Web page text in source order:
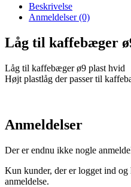
Beskrivelse
Anmeldelser (0)
Låg til kaffebæger
Låg til kaffebæger ø9 plast hvid
Højt plastlåg der passer til
Anmeldelser
Der er endnu ikke nogle
Kun kunder, der er logget ind og
anmeldelse.